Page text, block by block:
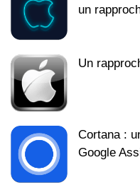
un
Un
Cortana :
Google